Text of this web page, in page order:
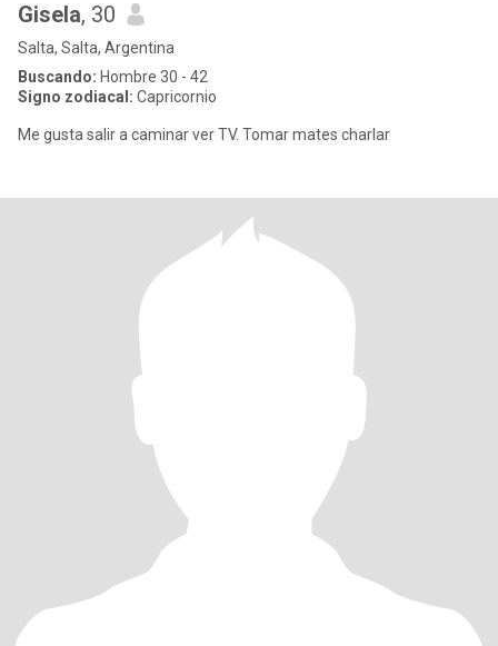
Gisela, 30
Salta, Salta, Argentina
Buscando: Hombre 30 - 42
Signo zodiacal: Capricornio
Me gusta salir a caminar ver TV. Tomar mates charlar